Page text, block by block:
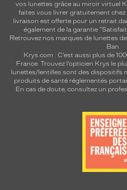
vos lunettes grâce au miroir virtuel
faites vous livrer gratuitement
livraison est offerte pour un retrait
également de la garantie
Retrouvez nos marques de lunettes
Ban
Krys.com : C’est aussi plus de
France. Trouvez l’opticien Krys le
lunettes/lentilles sont des dispositifs
produits de santé réglementés
En cas de doute, consultez un